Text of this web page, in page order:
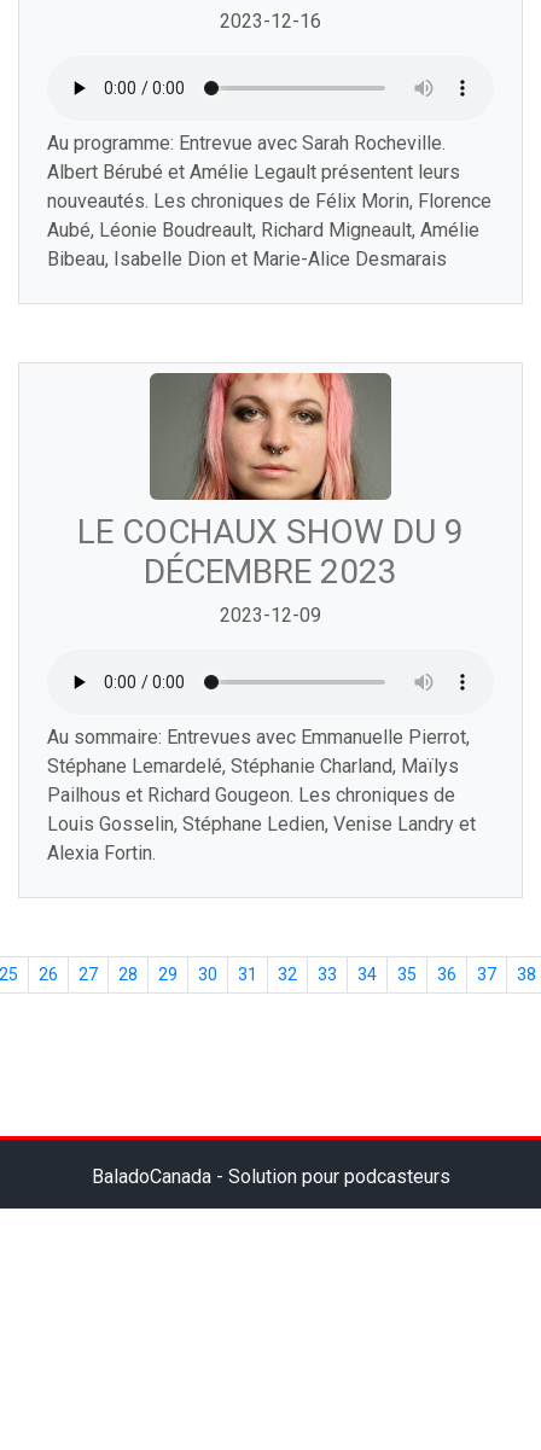
2023-12-16
Au programme: Entrevue avec Sarah Rocheville.
Albert Bérubé et Amélie Legault présentent leurs
nouveautés. Les chroniques de Félix Morin, Florence
Aubé, Léonie Boudreault, Richard Migneault, Amélie
Bibeau, Isabelle Dion et Marie-Alice Desmarais
LE COCHAUX SHOW DU 9
DÉCEMBRE 2023
2023-12-09
Au sommaire: Entrevues avec Emmanuelle Pierrot,
Stéphane Lemardelé, Stéphanie Charland, Maïlys
Pailhous et Richard Gougeon. Les chroniques de
Louis Gosselin, Stéphane Ledien, Venise Landry et
Alexia Fortin.
26 27 28 29 30 31 32 33 34 35 36 37 38
BaladoCanada - Solution pour podcasteurs